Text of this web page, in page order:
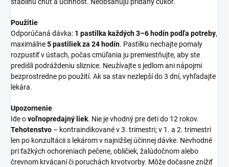
stabilnú chuť a účinnosť. Neobsahujú pridaný cukor.
Použitie
Odporúčaná dávka: 1 pastilka každých 3–6 hodín podľa potreby,
maximálne5 pastiliek za 24 hodín. Pastilku nechajte pomaly
rozpustiť v ústach, počas cmúľania ju premiestňujte, aby ste
predišli podráždeniu sliznice. Neužívajte s jedlom ani nápojmi
bezprostredne po použití. Ak sa stav nezlepší do 3 dní, vyhľadajte
lekára.
Upozornenie
Ide ovoľnopredajný liek. Nie je vhodný pre deti do 12 rokov.
Tehotenstvo – kontraindikované v 3. trimestri; v 1. a 2. trimestri
len po konzultácii s lekárom v najnižšej účinnej dávke. Nevhodné
pri ťažkých ochoreniach pečene, obličiek, žalúdočnom alebo
črevnom krvácaní či poruchách krvotvorby. Môže dočasne znížiť